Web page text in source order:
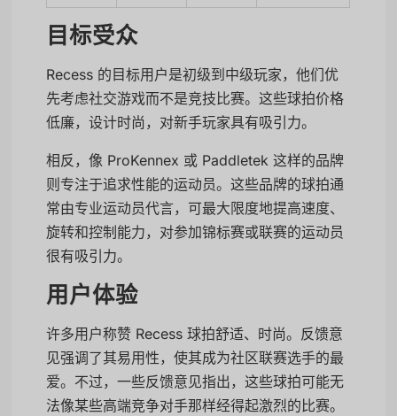
目标受众
Recess 的目标用户是初级到中级玩家，他们优
先考虑社交游戏而不是竞技比赛。这些球拍价格
低廉，设计时尚，对新手玩家具有吸引力。
相反，像 ProKennex 或 Paddletek 这样的品牌
则专注于追求性能的运动员。这些品牌的球拍通
常由专业运动员代言，可最大限度地提高速度、
旋转和控制能力，对参加锦标赛或联赛的运动员
很有吸引力。
用户体验
许多用户称赞 Recess 球拍舒适、时尚。反馈意
见强调了其易用性，使其成为社区联赛选手的最
爱。不过，一些反馈意见指出，这些球拍可能无
法像某些高端竞争对手那样经得起激烈的比赛。